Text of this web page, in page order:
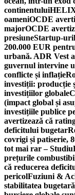
continentului
oameniOCDE
majorOCDE
presiuneStartup-
200.000 EUR
urbană. ADR Vest
guvernul intervine
conflicte și inflație
investiții: producție
investițiilor globale
(impact global și
investițiile publice
avertizează că
deficitului bugetar
covrigi și patiserie,
tot mai rar – Studiu
prețurile
că reducerea
pericolFuziuni &
stabilitatea